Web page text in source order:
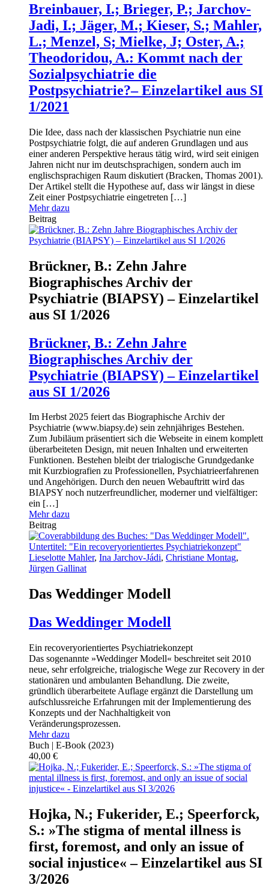
Breinbauer, I.; Brieger, P.; Jarchov-
Jadi, I.; Jäger, M.; Kieser, S.; Mahler,
L.; Menzel, S; Mielke, J; Oster, A.;
Theodoridou, A.: Kommt nach der
Sozialpsychiatrie die
Postpsychiatrie?– Einzelartikel aus SI
1/2021
Die Idee, dass nach der klassischen Psychiatrie nun eine
Postpsychiatrie folgt, die auf anderen Grundlagen und aus
einer anderen Perspektive heraus tätig wird, wird seit einigen
Jahren nicht nur im deutschsprachigen, sondern auch im
englischsprachigen Raum diskutiert (Bracken, Thomas 2001).
Der Artikel stellt die Hypothese auf, dass wir längst in diese
Zeit einer Postpsychiatrie eingetreten […]
Mehr dazu
Beitrag
Brückner, B.: Zehn Jahre
Biographisches Archiv der
Psychiatrie (BIAPSY) – Einzelartikel
aus SI 1/2026
Brückner, B.: Zehn Jahre
Biographisches Archiv der
Psychiatrie (BIAPSY) – Einzelartikel
aus SI 1/2026
Im Herbst 2025 feiert das Biographische Archiv der
Psychiatrie (www.biapsy.de) sein zehnjähriges Bestehen.
Zum Jubiläum präsentiert sich die Webseite in einem komplett
überarbeiteten Design, mit neuen Inhalten und erweiterten
Funktionen. Bestehen bleibt der trialogische Grundgedanke
mit Kurzbiografien zu Professionellen, Psychiatrieerfahrenen
und Angehörigen. Durch den neuen Webauftritt wird das
BIAPSY noch nutzerfreundlicher, moderner und vielfältiger:
ein […]
Mehr dazu
Beitrag
Lieselotte Mahler, Ina Jarchov-Jádi, Christiane Montag,
Jürgen Gallinat
Das Weddinger Modell
Das Weddinger Modell
Ein recoveryorientiertes Psychiatriekonzept
Das sogenannte »Weddinger Modell« beschreitet seit 2010
neue, sehr erfolgreiche, trialogische Wege zur Recovery in der
stationären und ambulanten Behandlung. Die zweite,
gründlich überarbeitete Auflage ergänzt die Darstellung um
aufschlussreiche Erfahrungen mit der Implementierung des
Konzepts und der Nachhaltigkeit von
Veränderungsprozessen.
Mehr dazu
Buch | E-Book (2023)
40,00 €
Hojka, N.; Fukerider, E.; Speerforck,
S.: »The stigma of mental illness is
first, foremost, and only an issue of
social injustice« – Einzelartikel aus SI
3/2026